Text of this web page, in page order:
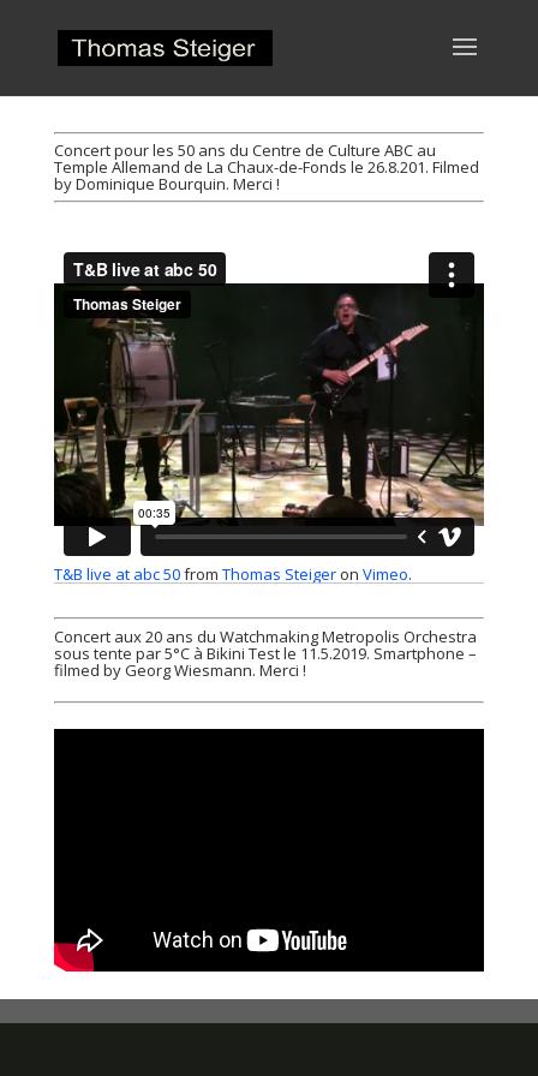
Concert pour les 50 ans du Centre de Culture ABC au
Temple Allemand de La Chaux-de-Fonds le 26.8.201. Filmed
by Dominique Bourquin. Merci !
T&B live at abc 50from Thomas Steigeron Vimeo.
Concert aux 20 ans du Watchmaking Metropolis Orchestra
sous tente par 5°C à Bikini Test le 11.5.2019. Smartphone –
filmed by Georg Wiesmann. Merci !